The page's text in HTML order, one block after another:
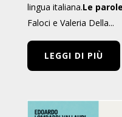
lingua italiana.Le
Faloci e Valeria Della...
LEGGI DI PIÙ